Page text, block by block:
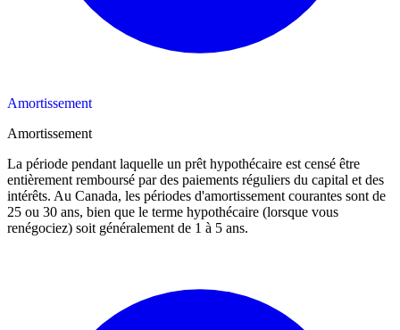
Amortissement
Amortissement
La période pendant laquelle un prêt hypothécaire est censé être
entièrement remboursé par des paiements réguliers du capital et des
intérêts. Au Canada, les périodes d'amortissement courantes sont de
25 ou 30 ans, bien que le terme hypothécaire (lorsque vous
renégociez) soit généralement de 1 à 5 ans.